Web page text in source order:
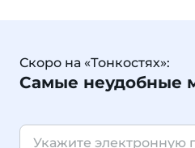
Скоро на «Тонкостях»:
Самые неудобные